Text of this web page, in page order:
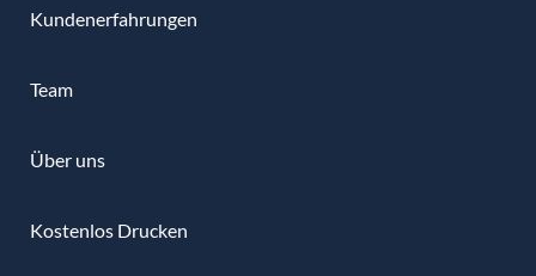
Kundenerfahrungen
Team
Über uns
Kostenlos Drucken